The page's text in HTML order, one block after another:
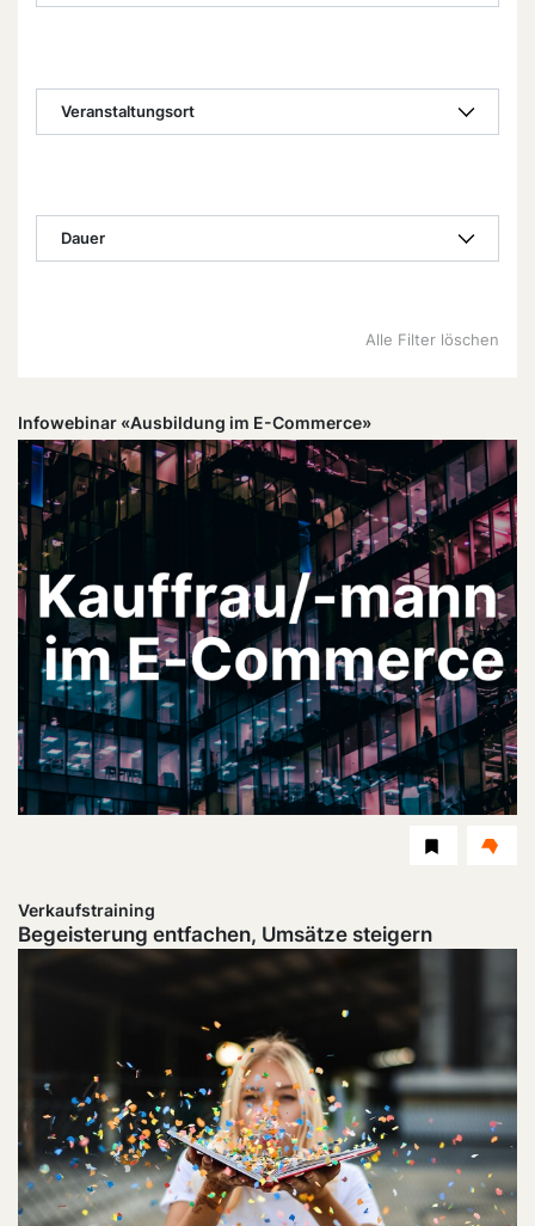
Veranstaltungsort
Dauer
Alle Filter löschen
Infowebinar «Ausbildung im E-Commerce»
Verkaufstraining
Begeisterung entfachen, Umsätze steigern